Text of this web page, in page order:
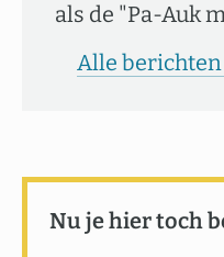
als de "Pa-Auk
Alle berichten
Nu je hier toch